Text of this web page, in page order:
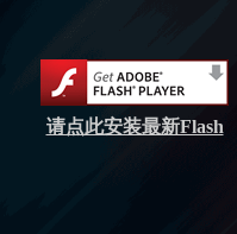
请点此安装最新Flash